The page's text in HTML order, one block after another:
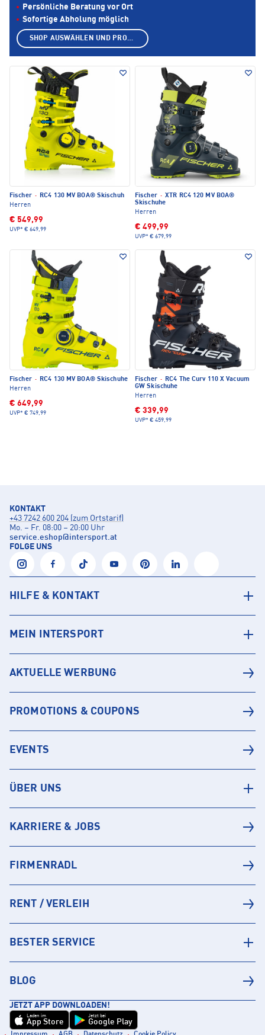
Fischer · RC4 130 MV BOA® Skischuh
Herren
€ 549,99
UVP* € 649,99
Fischer · XTR RC4 120 MV BOA®
Skischuhe
Herren
€ 499,99
UVP* € 679,99
Fischer · RC4 130 MV BOA® Skischuhe
Herren
€ 649,99
UVP* € 749,99
Fischer · RC4 The Curv 110 X Vacuum
GW Skischuhe
Herren
€ 339,99
UVP* € 459,99
Persönliche Beratung vor Ort
Sofortige Abholung möglich
SHOP AUSWÄHLEN UND PRODUKTE ANZEIGEN
KONTAKT
+43 7242 600 204 (zum Ortstarif)
Mo. – Fr. 08:00 – 20:00 Uhr
service.eshop@intersport.at
FOLGE UNS
HILFE & KONTAKT
MEIN INTERSPORT
AKTUELLE WERBUNG
PROMOTIONS & COUPONS
EVENTS
ÜBER UNS
KARRIERE & JOBS
FIRMENRADL
RENT / VERLEIH
BESTER SERVICE
BLOG
JETZT APP DOWNLOADEN!
Laden im
App Store
Jetzt bei
Google Play